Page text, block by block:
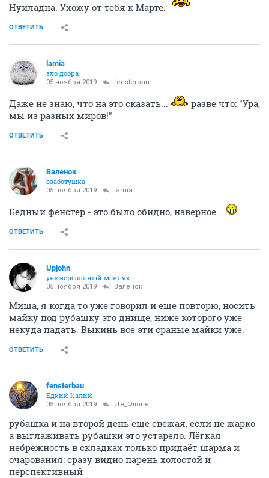
Нуиладна. Ухожу от тебя к Марте.
ОТВЕТИТЬ
lamia
зло добра
05 ноября 2019 fensterbau
Даже не знаю, что на это сказать...
разве что: "Ура,
мы из разных миров!"
ОТВЕТИТЬ
Валенок
озаботушка
05 ноября 2019 lamia
Бедный фенстер - это было обидно, наверное...
ОТВЕТИТЬ
Upjohn
универсальный маньяк
05 ноября 2019 Валенок
Миша, я когда то уже говорил и еще повторю, носить
майку под рубашку это днище, ниже которого уже
некуда падать. Выкинь все эти сраные майки уже.
ОТВЕТИТЬ
fensterbau
Едкий Калий
05 ноября 2019 Де_Флопе
рубашка и на второй день еще свежая, если не жарко
а выглаживать рубашки это устарело. Лёгкая
небрежность в складках только придаёт шарма и
очарования: сразу видно парень холостой и
перспективный